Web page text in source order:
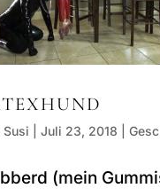
Juli 23, 2018
(mein